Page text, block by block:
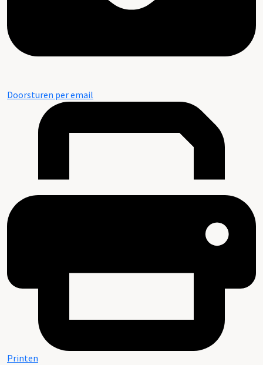
Doorsturen per email
Printen